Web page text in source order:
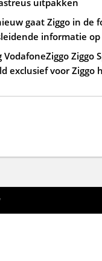
gaat Ziggo in de
informatie
VodafoneZiggo Ziggo
exclusief voor Ziggo